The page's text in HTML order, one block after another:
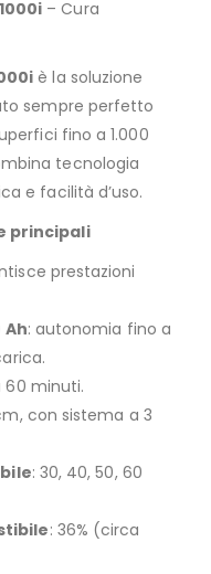
– Cura
è la soluzione
sempre perfetto
fino a 1.000
tecnologia
e facilità d’uso.
principali
prestazioni
Ah: autonomia fino a
60 minuti.
con sistema a 3
: 30, 40, 50, 60
: 36% (circa